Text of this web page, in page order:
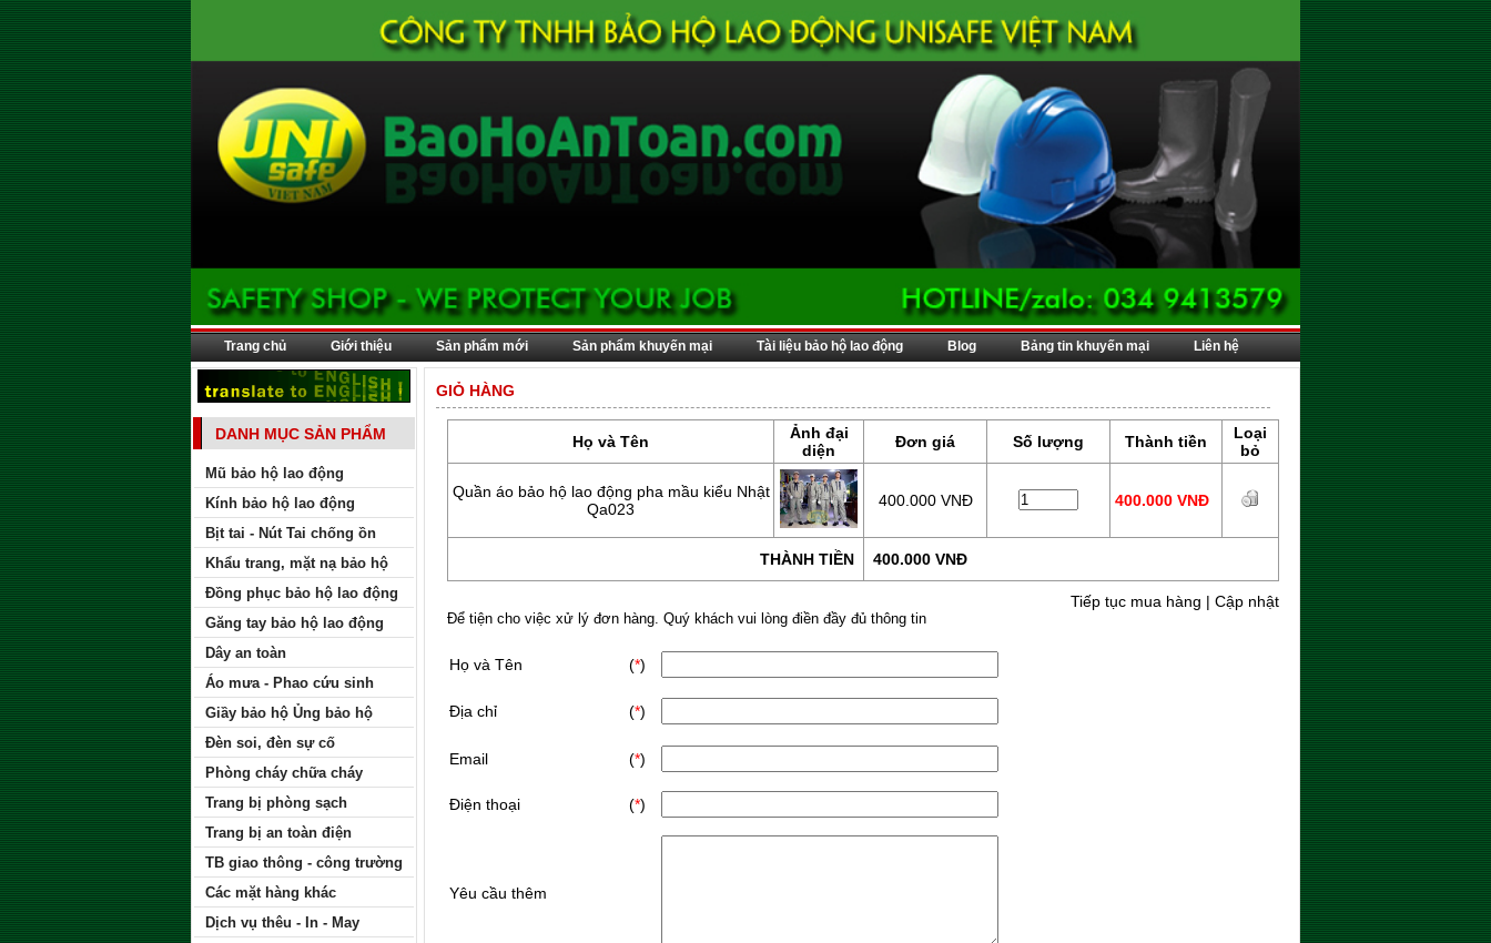
Trang chủ Giới thiệu Sản phẩm mới Sản phẩm khuyến mại Tài liệu bảo hộ lao động Blog Bảng tin khuyến mại Liên hệ
DANH MỤC SẢN PHẨM
Mũ bảo hộ lao động
Kính bảo hộ lao động
Bịt tai - Nút Tai chống ồn
Khẩu trang, mặt nạ bảo hộ
Đồng phục bảo hộ lao động
Găng tay bảo hộ lao động
Dây an toàn
Áo mưa - Phao cứu sinh
Giầy bảo hộ Ủng bảo hộ
Đèn soi, đèn sự cố
Phòng cháy chữa cháy
Trang bị phòng sạch
Trang bị an toàn điện
TB giao thông - công trường
Các mặt hàng khác
Dịch vụ thêu - In - May
GIỎ HÀNG
Họ và Tên
Ảnh đại
diện
Đơn giá Số lượng Thành tiền
Loại
bỏ
Quần áo bảo hộ lao động pha mầu kiểu Nhật
Qa023
400.000 VNĐ 400.000 VNĐ
THÀNH TIỀN 400.000 VNĐ
Tiếp tục mua hàng | Cập nhật
Để tiện cho việc xử lý đơn hàng. Quý khách vui lòng điền đầy đủ thông tin
Họ và Tên (*)
Địa chỉ (*)
Email (*)
Điện thoại (*)
Yêu cầu thêm